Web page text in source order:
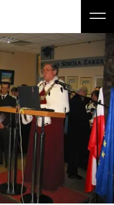
Studia
Studia podyplomowe i kursy
Kandydat
Student
Biznes
Zapisz się na studia